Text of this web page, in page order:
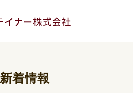
新着情報